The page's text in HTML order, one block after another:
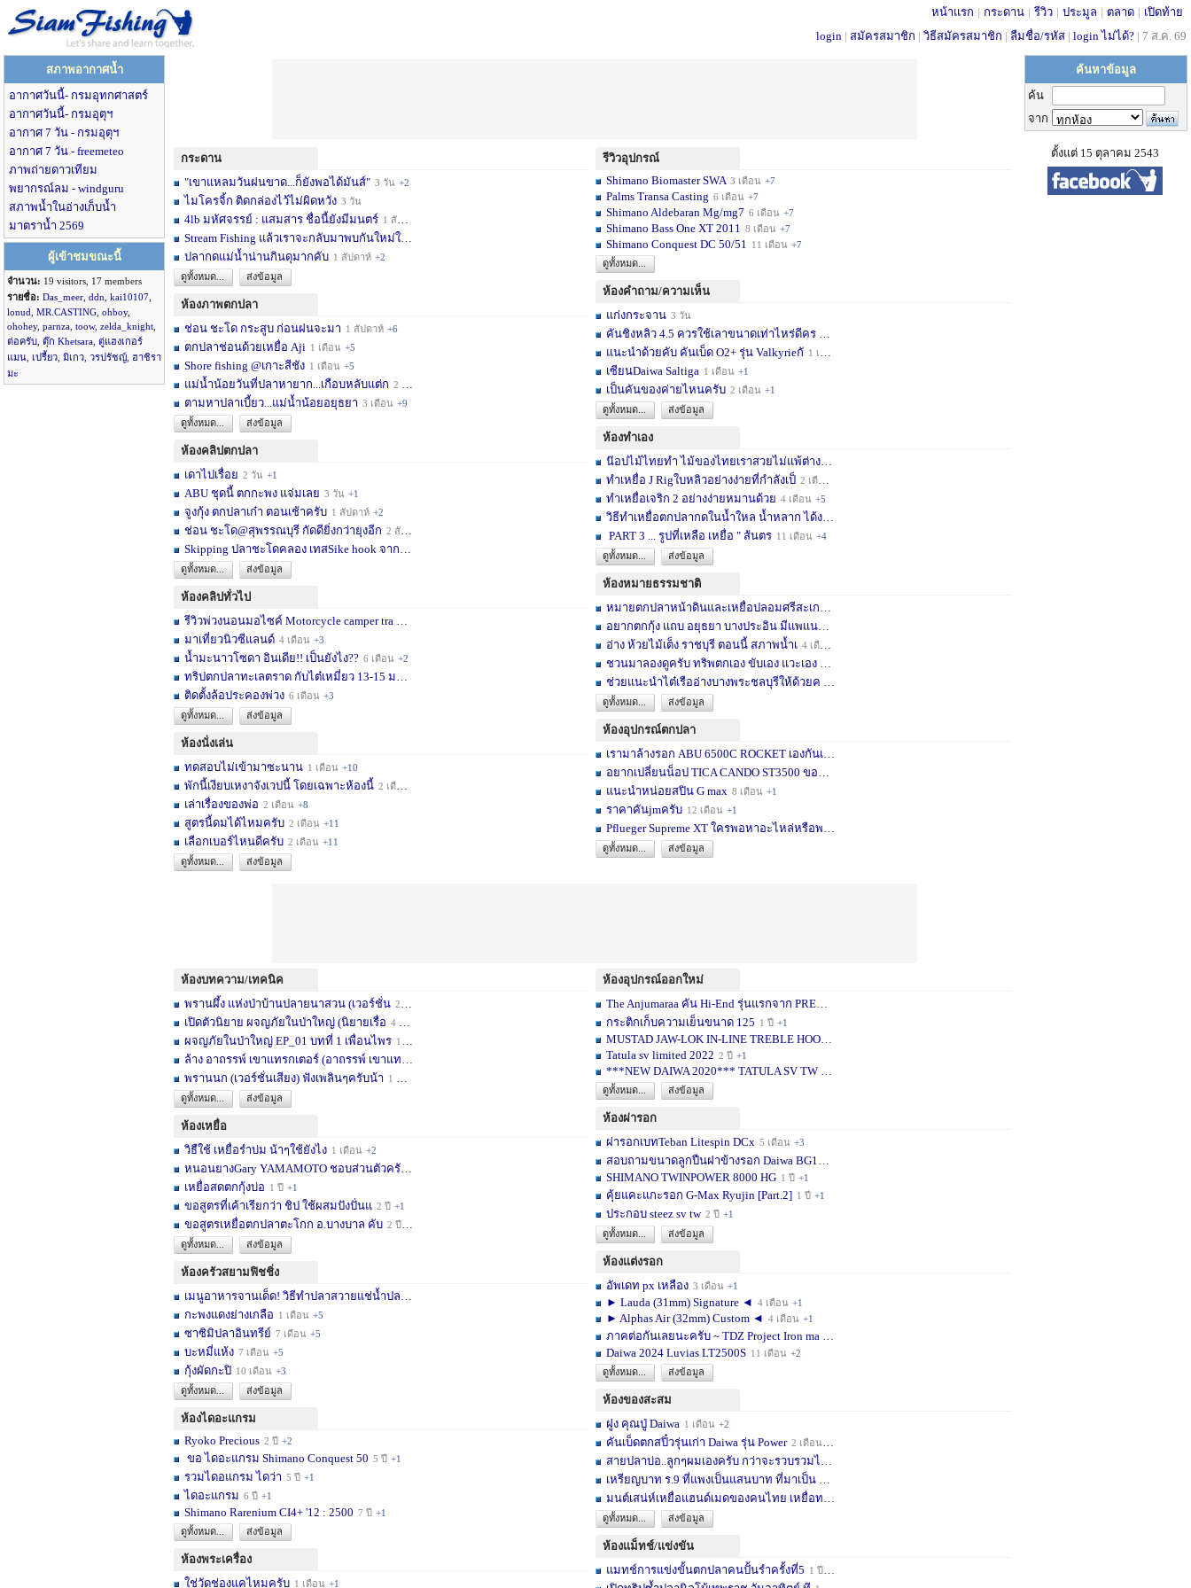
หน้าแรก | กระดาน | รีวิว | ประมูล | ตลาด | เปิดท้าย
login | สมัครสมาชิก | วิธีสมัครสมาชิก | ลืมชื่อ/รหัส | login ไม่ได้? | 7 ส.ค. 69
สภาพอากาศน้ำ
อากาศวันนี้- กรมอุทกศาสตร์
อากาศวันนี้- กรมอุตุฯ
อากาศ 7 วัน - กรมอุตุฯ
อากาศ 7 วัน - freemeteo
ภาพถ่ายดาวเทียม
พยากรณ์ลม - windguru
สภาพน้ำในอ่างเก็บน้ำ
มาตราน้ำ 2569
ผู้เข้าชมขณะนี้
จำนวน: 19 visitors, 17 members
รายชื่อ: Das_meer ddn kai10107
lonud MR.CASTING ohboy,
ohohey, parnza toow, zelda_knight
ต่อครับ ตุ๊ก Khetsara ตู่แฮงเกอร์
แมน เปรี้ยว มิเกว วรปรัชญ์ ฮาชิรา
มะ
กระดาน
"เขาแหลมวันฝนขาด...ก็ยังพอได้มันส์" 3 วัน +2
ไมโครจิ้ก ติดกล่องไว้ไม่ผิดหวัง 3 วัน
4lb มหัศจรรย์ : แสมสาร ชื่อนี้ยังมีมนตร์ 1 สัปดาห์
Stream Fishing แล้วเราจะกลับมาพบกันใหม่ใ
ปลากดแม่น้ำน่านกินดุมากคับ 1 สัปดาห์ +2
ดูทั้งหมด...
ส่งข้อมูล
ห้องภาพตกปลา
ช่อน ชะโด กระสูบ ก่อนฝนจะมา 1 สัปดาห์ +6
ตกปลาช่อนด้วยเหยื่อ Aji 1 เดือน +5
Shore fishing @เกาะสีชัง 1 เดือน +5
แม่น้ำน้อยวันที่ปลาหายาก...เกือบหลับแต่ก 2 เดือน
ตามหาปลาเบี้ยว...แม่น้ำน้อยอยุธยา 3 เดือน +9
ดูทั้งหมด...
ส่งข้อมูล
ห้องคลิปตกปลา
เดาไปเรื่อย 2 วัน +1
ABU ชุดนี้ ตกกะพง แจ่มเลย 3 วัน +1
จูงกุ้ง ตกปลาเก๋า ตอนเช้าครับ 1 สัปดาห์ +2
ช่อน ชะโด@สุพรรณบุรี กัดดียิ่งกว่ายุงอีก 2 สัปดาห์
Skipping ปลาชะโดคลอง เทสSike hook จากLF
ดูทั้งหมด...
ส่งข้อมูล
ห้องคลิปทั่วไป
รีวิวพ่วงนอนมอไซค์ Motorcycle camper tra
มาเที่ยวนิวซีแลนด์ 4 เดือน +3
น้ำมะนาวโซดา อินเดีย!! เป็นยังไง?? 6 เดือน +2
ทริปตกปลาทะเลตราด กับไต๋เหมี่ยว 13-15 มก
ติดตั้งล้อประคองพ่วง 6 เดือน +3
ดูทั้งหมด...
ส่งข้อมูล
ห้องนั่งเล่น
ทดสอบไม่เข้ามาซะนาน 1 เดือน +10
พักนี้เงียบเหงาจังเวปนี้ โดยเฉพาะห้องนี้ 2 เดือน
เล่าเรื่องของพ่อ 2 เดือน +8
สูตรนี้ดมได้ไหมครับ 2 เดือน +11
เลือกเบอร์ไหนดีครับ 2 เดือน +11
ดูทั้งหมด...
ส่งข้อมูล
รีวิวอุปกรณ์
Shimano Biomaster SWA 3 เดือน +7
Palms Transa Casting 6 เดือน +7
Shimano Aldebaran Mg/mg7 6 เดือน +7
Shimano Bass One XT 2011 8 เดือน +7
Shimano Conquest DC 50/51 11 เดือน +7
ดูทั้งหมด...
ห้องคำถาม/ความเห็น
แก่งกระจาน 3 วัน
คันชิงหลิว 4.5 ควรใช้เลาขนาดเท่าไหร่ดีคร
แนะนำด้วยคับ คันเบ็ด O2+ รุ่น Valkyrieกั 1 เดือน
เซียนDaiwa Saltiga 1 เดือน +1
เป็นคันของค่ายไหนครับ 2 เดือน +1
ดูทั้งหมด...
ส่งข้อมูล
ห้องทำเอง
น๊อปไม้ไทยทำ ไม้ของไทยเราสวยไม่แพ้ต่างชา
ทำเหยื่อ J Rigใบหลิวอย่างง่ายที่กำลังเป็ 2 เดือน
ทำเหยื่อเจริก 2 อย่างง่ายหมานด้วย 4 เดือน +5
วิธีทำเหยื่อตกปลากดในน้ำใหล น้ำหลาก ได้ง
PART 3 ... รูปที่เหลือ เหยื่อ " ส้นตร 11 เดือน +4
ดูทั้งหมด...
ส่งข้อมูล
ห้องหมายธรรมชาติ
หมายตกปลาหน้าดินและเหยื่อปลอมศรีสะเกษครั
อยากตกกุ้ง แถบ อยุธยา บางประอิน มีแพแนะน
อ่าง ห้วยไม้เต็ง ราชบุรี ตอนนี้ สภาพน้ำเ 4 เดือน
ชวนมาลองดูครับ ทริพตกเอง ขับเอง แวะเอง จ
ช่วยแนะนำไต๋เรืออ่างบางพระชลบุรีให้ด้วยค
ดูทั้งหมด...
ส่งข้อมูล
ห้องอุปกรณ์ตกปลา
เรามาล้างรอก ABU 6500C ROCKET เองกันเถอ
อยากเปลี่ยนน็อป TICA CANDO ST3500 ขอคำแน
แนะนำหน่อยสปิน G max 8 เดือน +1
ราคาคันjmครับ 12 เดือน +1
Pflueger Supreme XT ใครพอหาอะไหล่หรือพอซ
ดูทั้งหมด...
ส่งข้อมูล
ห้องบทความ/เทคนิค
พรานผึ้ง แห่งป่าบ้านปลายนาสวน (เวอร์ชั่น 2 เดือน
เปิดตัวนิยาย ผจญภัยในป่าใหญ่ (นิยายเรื่อ 4 เดือน
ผจญภัยในป่าใหญ่ EP_01 บทที่ 1 เพื่อนไพร 11 เดือน
ล้าง อาถรรพ์ เขาแทรกเตอร์ (อาถรรพ์ เขาแท
พรานนก (เวอร์ชั่นเสียง) ฟังเพลินๆครับน้า 1 ปี
ดูทั้งหมด...
ส่งข้อมูล
ห้องเหยื่อ
วิธืใช้ เหยื่อรำบ่ม น้าๆใช้ยังไง 1 เดือน +2
หนอนยางGary YAMAMOTO ชอบส่วนตัวครับ... เ
เหยื่อสดตกกุ้งบ่อ 1 ปี +1
ขอสูตรที่เค้าเรียกว่า ชิป ใช้ผสมปังปั่นแ 2 ปี +1
ขอสูตรเหยื่อตกปลาตะโกก อ.บางบาล คับ 2 ปี
ดูทั้งหมด...
ส่งข้อมูล
ห้องครัวสยามฟิชชิ่ง
เมนูอาหารจานเด็ด! วิธีทำปลาสวายแช่น้ำปลา
กะพงแดงย่างเกลือ 1 เดือน +5
ซาซิมิปลาอินทรีย์ 7 เดือน +5
บะหมี่แห้ง 7 เดือน +5
กุ้งผัดกะปิ 10 เดือน +3
ดูทั้งหมด...
ส่งข้อมูล
ห้องไดอะแกรม
Ryoko Precious 2 ปี +2
ขอ ไดอะแกรม Shimano Conquest 50 5 ปี +1
รวมไดอแกรม ไดว่า 5 ปี +1
ไดอะแกรม 6 ปี +1
Shimano Rarenium CI4+ '12 : 2500 7 ปี +1
ดูทั้งหมด...
ส่งข้อมูล
ห้องพระเครื่อง
ใช่วัดช่องแคไหมครับ 1 เดือน +1
ห้องอุปกรณ์ออกใหม่
The Anjumaraa คัน Hi-End รุ่นแรกจาก PREY
กระติกเก็บความเย็นขนาด 125 1 ปี +1
MUSTAD JAW-LOK IN-LINE TREBLE HOOK - 5X
Tatula sv limited 2022 2 ปี +1
***NEW DAIWA 2020*** TATULA SV TW
ดูทั้งหมด...
ส่งข้อมูล
ห้องผ่ารอก
ผ่ารอกเบทTeban Litespin DCx 5 เดือน +3
สอบถามขนาดลูกปืนฝาข้างรอก Daiwa BG10
SHIMANO TWINPOWER 8000 HG 1 ปี +1
คุ้ยแคะแกะรอก G-Max Ryujin [Part.2] 1 ปี +1
ประกอบ steez sv tw 2 ปี +1
ดูทั้งหมด...
ส่งข้อมูล
ห้องแต่งรอก
อัพเดท px เหลือง 3 เดือน +1
► Lauda (31mm) Signature ◄ 4 เดือน +1
► Alphas Air (32mm) Custom ◄ 4 เดือน +1
ภาคต่อกันเลยนะครับ ~ TDZ Project Iron ma
Daiwa 2024 Luvias LT2500S 11 เดือน +2
ดูทั้งหมด...
ส่งข้อมูล
ห้องของสะสม
ฝูง คุณปู่ Daiwa 1 เดือน +2
คันเบ็ดตกสปิ๋วรุ่นเก่า Daiwa รุ่น Power 2 เดือน
สายปลาบ่อ..ลูกๆผมเองครับ กว่าจะรวบรวมได้
เหรียญบาท ร.9 ที่แพงเป็นแสนบาท ที่มาเป็น
มนต์เสน่ห์เหยื่อแฮนด์เมดของคนไทย เหยื่อท
ดูทั้งหมด...
ส่งข้อมูล
ห้องแม็ทช์/แข่งขัน
แมทช์การแข่งขั้นตกปลาคนปั้นรำครั้งที่5 1 ปี
ค้นหาข้อมูล
ค้น
จาก
ตั้งแต่ 15 ตุลาคม 2543